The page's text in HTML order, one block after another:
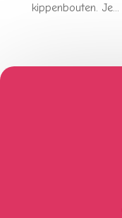
kippenbouten. Je...